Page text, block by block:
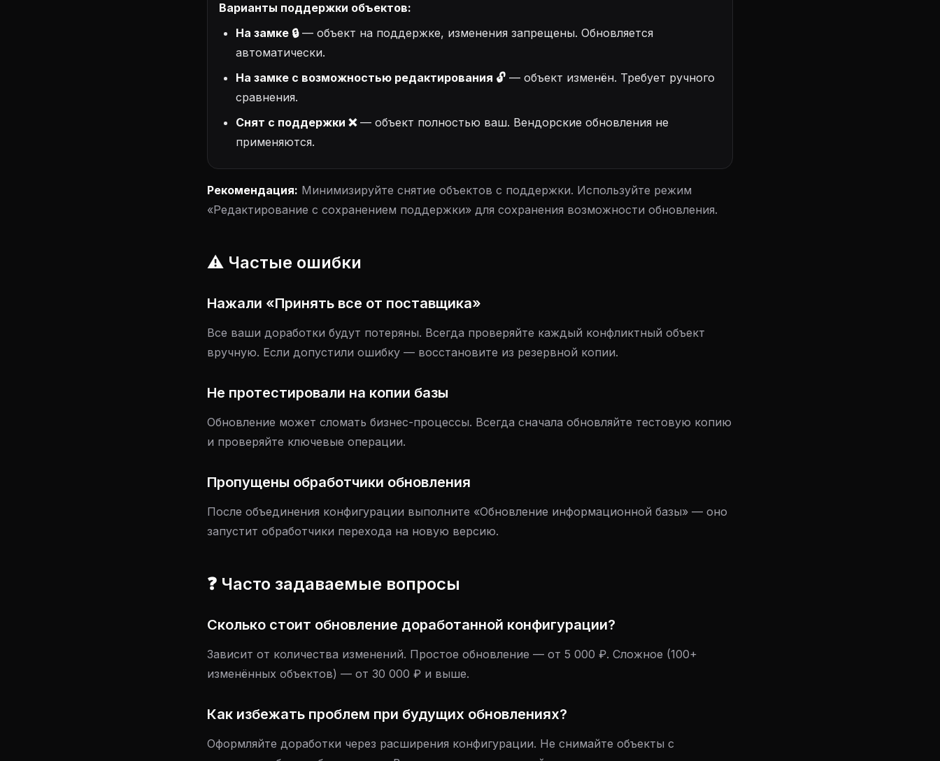
Варианты поддержки объектов:
На замке 🔒— объект на поддержке, изменения запрещены. Обновляется
автоматически.
На замке с возможностью редактирования 🔓 — объект изменён. Требует ручного
сравнения.
Снят с поддержки ❌— объект полностью ваш. Вендорские обновления не
применяются.
Рекомендация: Минимизируйте снятие объектов с поддержки. Используйте режим
«Редактирование с сохранением поддержки» для сохранения возможности обновления.
⚠️ Частые ошибки
Нажали «Принять все от поставщика»
Все ваши доработки будут потеряны. Всегда проверяйте каждый конфликтный объект
вручную. Если допустили ошибку — восстановите из резервной копии.
Не протестировали на копии базы
Обновление может сломать бизнес-процессы. Всегда сначала обновляйте тестовую копию
и проверяйте ключевые операции.
Пропущены обработчики обновления
После объединения конфигурации выполните «Обновление информационной базы» — оно
запустит обработчики перехода на новую версию.
❓ Часто задаваемые вопросы
Сколько стоит обновление доработанной конфигурации?
Зависит от количества изменений. Простое обновление — от 5 000 ₽. Сложное (100+
изменённых объектов) — от 30 000 ₽ и выше.
Как избежать проблем при будущих обновлениях?
Оформляйте доработки через расширения конфигурации. Не снимайте объекты с